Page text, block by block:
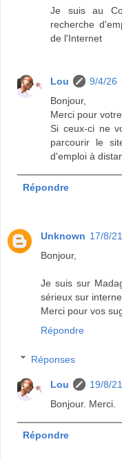
Je suis au
recherche
de l'Internet
Lou
9/4/26
Bonjour,
Merci pour
Si ceux-ci ne
parcourir le
d'emploi à
Répondre
Unknown 17/8/21
Bonjour,
Je suis sur
sérieux sur
Merci pour vos
Répondre
Réponses
Lou
19/8/21
Bonjour. Merci.
Répondre